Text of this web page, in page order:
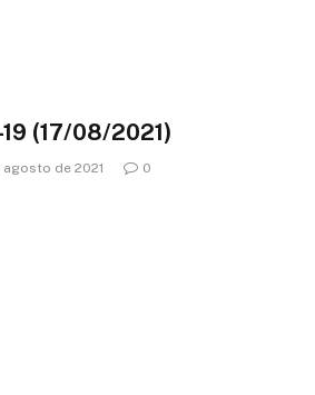
(17/08/2021)
agosto de 2021 0